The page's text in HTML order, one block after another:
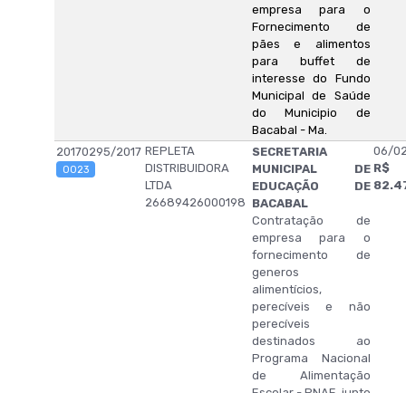
empresa para o
Fornecimento de
pães e alimentos
para buffet de
interesse do Fundo
Municipal de Saúde
do Municipio de
Bacabal - Ma.
20170295/2017
0023
REPLETA
DISTRIBUIDORA
LTDA
26689426000198
SECRETARIA
MUNICIPAL DE
EDUCAÇÃO DE
BACABAL
Contratação de
empresa para o
fornecimento de
generos
alimentícios,
perecíveis e não
perecíveis
destinados ao
Programa Nacional
de Alimentação
06/
R$